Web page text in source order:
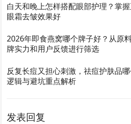
白天和晚上怎样搭配眼部护理？掌
眼霜去皱效果好
2026年即食燕窝哪个牌子好？从原
牌实力和用户反馈进行筛选
反复长痘又担心刺激，祛痘护肤品
逻辑与避坑重点解析
发表回复